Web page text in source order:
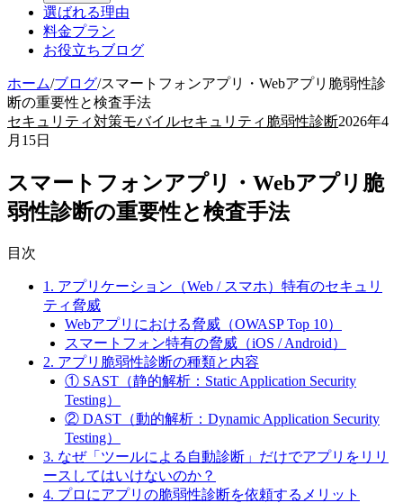
選ばれる理由
料金プラン
お役立ちブログ
ホーム/ブログ/スマートフォンアプリ・Webアプリ脆弱性診
断の重要性と検査手法
セキュリティ対策モバイルセキュリティ 脆弱性診断2026年4
月15日
スマートフォンアプリ・Webアプリ脆
弱性診断の重要性と検査手法
目次
1. アプリケーション（Web / スマホ）特有のセキュリ
ティ脅威
Webアプリにおける脅威（OWASP Top 10）
スマートフォン特有の脅威（iOS / Android）
2. アプリ脆弱性診断の種類と内容
① SAST（静的解析：Static Application Security
Testing）
② DAST（動的解析：Dynamic Application Security
Testing）
3. なぜ「ツールによる自動診断」だけでアプリをリリ
ースしてはいけないのか？
4. プロにアプリの脆弱性診断を依頼するメリット